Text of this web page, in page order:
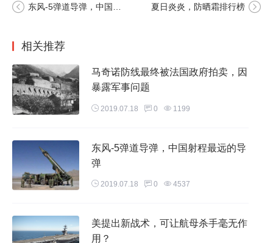
二战之后，法国又对马奇诺防线进行了多次维修工作，以免应
可笑的是，法国政府用拍卖的方式将马奇诺防线拍卖出去了。
东风-5弹道导弹，中国射程最远的导弹 夏日炎炎，防晒霜排行榜
相关推荐
马奇诺防线最终被法国政府拍卖，因
暴露军事问题
2019.07.18 0 1199
东风-5弹道导弹，中国射程最远的导
弹
2019.07.18 0 4537
美提出新战术，可让航母杀手毫无作
用？